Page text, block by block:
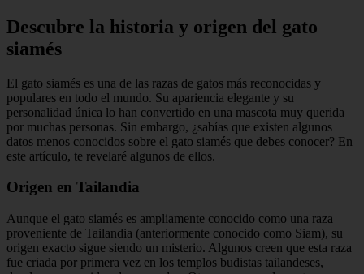
Descubre la historia y origen del gato
siamés
El gato siamés es una de las razas de gatos más reconocidas y
populares en todo el mundo. Su apariencia elegante y su
personalidad única lo han convertido en una mascota muy querida
por muchas personas. Sin embargo, ¿sabías que existen algunos
datos menos conocidos sobre el gato siamés que debes conocer? En
este artículo, te revelaré algunos de ellos.
Origen en Tailandia
Aunque el gato siamés es ampliamente conocido como una raza
proveniente de Tailandia (anteriormente conocido como Siam), su
origen exacto sigue siendo un misterio. Algunos creen que esta raza
fue criada por primera vez en los templos budistas tailandeses,